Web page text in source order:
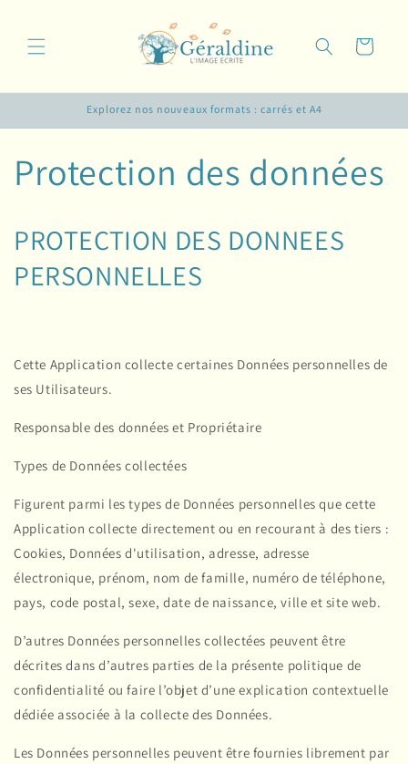
au
contenu
Panier
Explorez nos nouveaux formats : carrés et A4
Protection des données
PROTECTION DES DONNEES
PERSONNELLES
Cette Application collecte certaines Données personnelles de
ses Utilisateurs.
Responsable des données et Propriétaire
Types de Données collectées
Figurent parmi les types de Données personnelles que cette
Application collecte directement ou en recourant à des tiers :
Cookies, Données d'utilisation, adresse, adresse
électronique, prénom, nom de famille, numéro de téléphone,
pays, code postal, sexe, date de naissance, ville et site web.
D’autres Données personnelles collectées peuvent être
décrites dans d’autres parties de la présente politique de
confidentialité ou faire l’objet d’une explication contextuelle
dédiée associée à la collecte des Données.
Les Données personnelles peuvent être fournies librement par